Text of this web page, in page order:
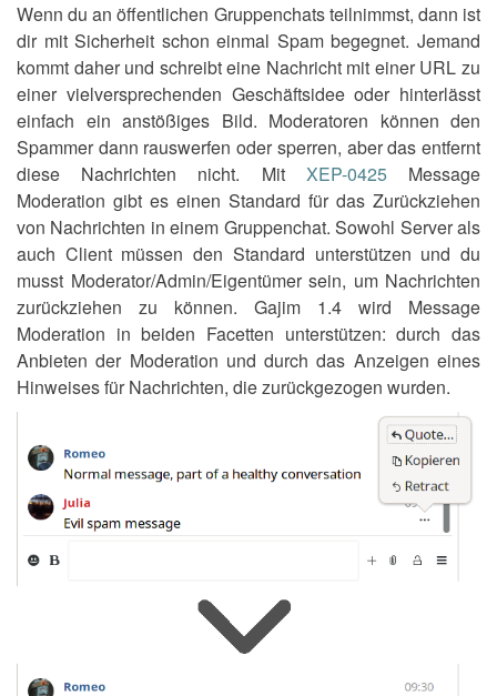
Wenn du an öffentlichen Gruppenchats teilnimmst, dann ist
dir mit Sicherheit schon einmal Spam begegnet. Jemand
kommt daher und schreibt eine Nachricht mit einer URL zu
einer vielversprechenden Geschäftsidee oder hinterlässt
einfach ein anstößiges Bild. Moderatoren können den
Spammer dann rauswerfen oder sperren, aber das entfernt
diese Nachrichten nicht. Mit XEP-0425Message
Moderation gibt es einen Standard für das Zurückziehen
von Nachrichten in einem Gruppenchat. Sowohl Server als
auch Client müssen den Standard unterstützen und du
musst Moderator/Admin/Eigentümer sein, um Nachrichten
zurückziehen zu können. Gajim 1.4 wird Message
Moderation in beiden Facetten unterstützen: durch das
Anbieten der Moderation und durch das Anzeigen eines
Hinweises für Nachrichten, die zurückgezogen wurden.